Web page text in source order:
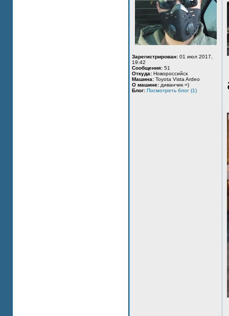
Зарегистрирован: 01 июл 2017,
19:42
Сообщения: 51
Откуда: Новороссийск
Машина: Toyota Vista Ardeo
О машине: диванчик =)
Блог: Посмотреть блог (1)